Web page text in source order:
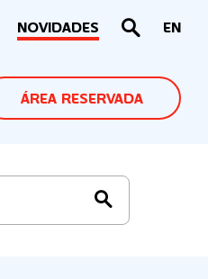
NOVIDADES EN
ÁREA RESERVADA